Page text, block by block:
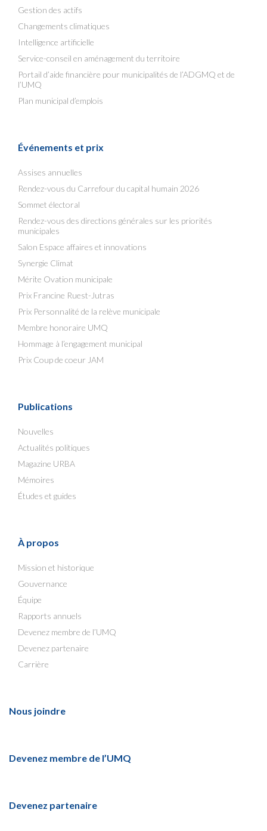
Gestion des actifs
Changements climatiques
Intelligence artificielle
Service-conseil en aménagement du territoire
Portail d’aide financière pour municipalités de l’ADGMQ et de
l’UMQ
Plan municipal d’emplois
Événements et prix
Assises annuelles
Rendez-vous du Carrefour du capital humain 2026
Sommet électoral
Rendez-vous des directions générales sur les priorités
municipales
Salon Espace affaires et innovations
Synergie Climat
Mérite Ovation municipale
Prix Francine Ruest-Jutras
Prix Personnalité de la relève municipale
Membre honoraire UMQ
Hommage à l’engagement municipal
Prix Coup de coeur JAM
Publications
Nouvelles
Actualités politiques
Magazine URBA
Mémoires
Études et guides
À propos
Mission et historique
Gouvernance
Équipe
Rapports annuels
Devenez membre de l’UMQ
Devenez partenaire
Carrière
Nous joindre
Devenez membre de l’UMQ
Devenez partenaire